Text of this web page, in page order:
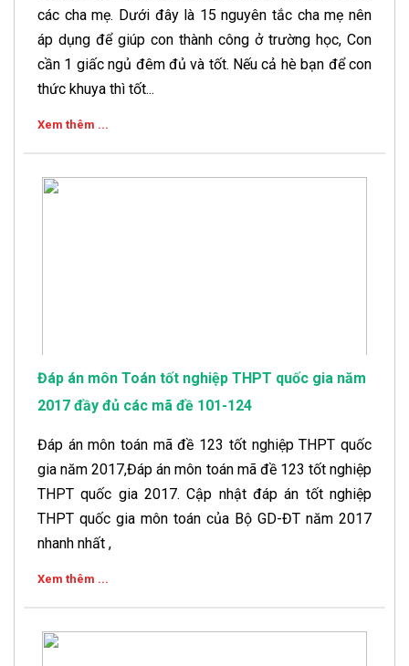
các cha mẹ. Dưới đây là 15 nguyên tắc cha mẹ nên
áp dụng để giúp con thành công ở trường học, Con
cần 1 giấc ngủ đêm đủ và tốt. Nếu cả hè bạn để con
thức khuya thì tốt...
Xem thêm ...
Đáp án môn Toán tốt nghiệp THPT quốc gia năm
2017 đầy đủ các mã đề 101-124
Đáp án môn toán mã đề 123 tốt nghiệp THPT quốc
gia năm 2017,Đáp án môn toán mã đề 123 tốt nghiệp
THPT quốc gia 2017. Cập nhật đáp án tốt nghiệp
THPT quốc gia môn toán của Bộ GD-ĐT năm 2017
nhanh nhất ,
Xem thêm ...